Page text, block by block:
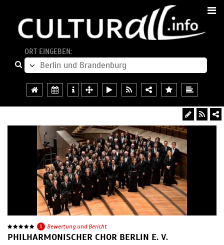
ORT EINGEBEN:
1 Bewertung und Bericht
PHILHARMONISCHER CHOR BERLIN E. V.